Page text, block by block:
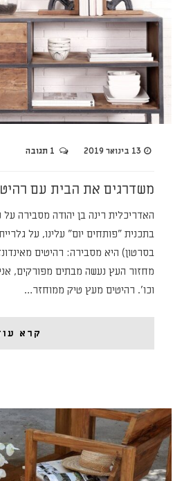
13 בינואר 2019
משדרגים את הבית עם
האדריכלית רינה בן יהודה מסבירה
בסרטון) היא מסבירה: רהיטים
מחזור העץ נעשה מבתים מפורקים,
וכו'. רהיטים מעץ טיק ממוחזר…
קרא